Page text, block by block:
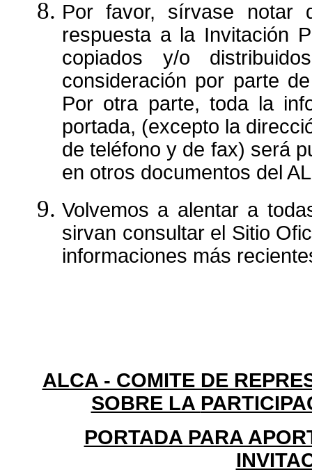
Por favor, sírvase notar
respuesta a la Invitación
copiados y/o
consideración por parte
Por otra parte, toda la
portada, (excepto la
de teléfono y de fax) será
en otros documentos del
Volvemos a alentar a
sirvan consultar el Sitio
informaciones más
ALCA - COMITE DE
SOBRE LA
PORTADA PARA